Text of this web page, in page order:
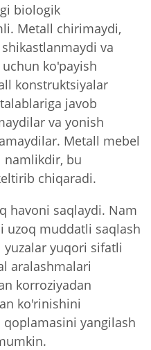
biologik
Metall chirimaydi,
va
ko'payish
konstruktsiyalar
javob
va yonish
Metall mebel
namlikdir, bu
chiqaradi.
havoni saqlaydi. Nam
uzoq muddatli saqlash
yuqori sifatli
aralashmalari
korroziyadan
ko'rinishini
yangilash